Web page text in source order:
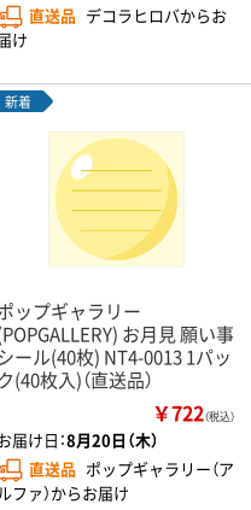
直送品 デコラヒロバからお
け
新着
ップギャラリー
お月見 願い事
ール(40枚) NT4-0013 1パッ
(40枚入)（直送品）
￥722（税込）
届け日：8月20日（木）
直送品 ポップギャラリー（ア
ファ）からお届け